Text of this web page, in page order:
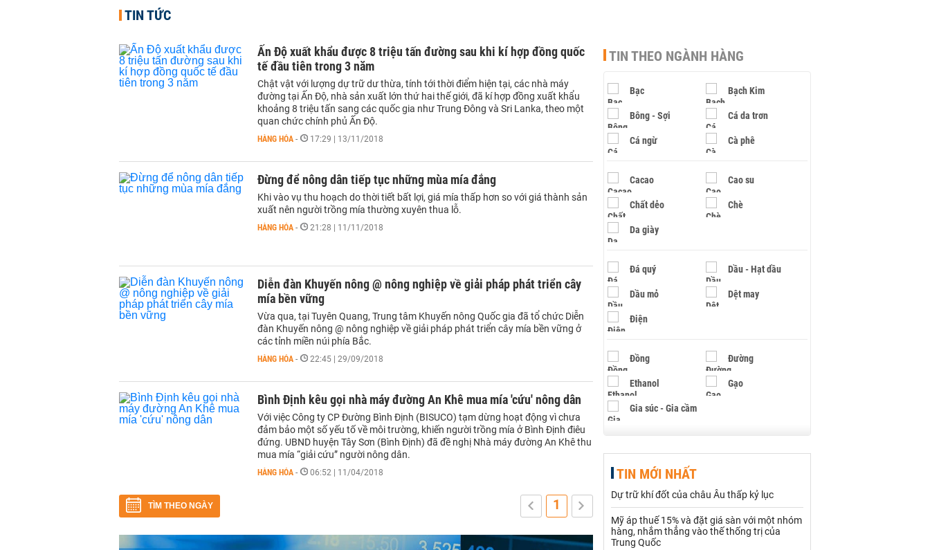
TIN TỨC
Ấn Độ xuất khẩu được 8 triệu tấn đường sau khi kí hợp đồng quốc
tế đầu tiên trong 3 năm
Chật vật với lượng dự trữ dư thừa, tính tới thời điểm hiện tại, các nhà máy
đường tại Ấn Độ, nhà sản xuất lớn thứ hai thế giới, đã kí hợp đồng xuất khẩu
khoảng 8 triệu tấn sang các quốc gia như Trung Đông và Sri Lanka, theo một
quan chức chính phủ Ấn Độ.
HÀNG HÓA - 17:29 | 13/11/2018
Đừng để nông dân tiếp tục những mùa mía đắng
Khi vào vụ thu hoạch do thời tiết bất lợi, giá mía thấp hơn so với giá thành sản
xuất nên người trồng mía thường xuyên thua lỗ.
HÀNG HÓA - 21:28 | 11/11/2018
Diễn đàn Khuyến nông @ nông nghiệp về giải pháp phát triển cây
mía bền vững
Vừa qua, tại Tuyên Quang, Trung tâm Khuyến nông Quốc gia đã tổ chức Diễn
đàn Khuyến nông @ nông nghiệp về giải pháp phát triển cây mía bền vững ở
các tỉnh miền núi phía Bắc.
HÀNG HÓA - 22:45 | 29/09/2018
Bình Định kêu gọi nhà máy đường An Khê mua mía 'cứu' nông dân
Với việc Công ty CP Đường Bình Định (BISUCO) tạm dừng hoạt động vì chưa
đảm bảo một số yếu tố về môi trường, khiến người trồng mía ở Bình Định điêu
đứng. UBND huyện Tây Sơn (Bình Định) đã đề nghị Nhà máy đường An Khê thu
mua mía “giải cứu” người nông dân.
HÀNG HÓA - 06:52 | 11/04/2018
TÌM THEO NGÀY 1
TIN THEO NGÀNH HÀNG
Bạc Bạch Kim
Bông - Sợi Cá da trơn
Cá ngừ Cà phê
Cacao Cao su
Chất dẻo Chè
Da giày
Đá quý Dầu - Hạt dầu
Dầu mỏ Dệt may
Điện
Đồng Đường
Ethanol Gạo
Gia súc - Gia cầm
Hạt điều
Khí đốt
Kim loại khác Mắc ca
TIN MỚI NHẤT
Dự trữ khí đốt của châu Âu thấp kỷ lục
Mỹ áp thuế 15% và đặt giá sàn với một nhóm
hàng, nhắm thẳng vào thế thống trị của
Trung Quốc